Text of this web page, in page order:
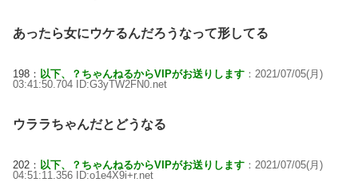
あったら女にウケるんだろうなって形してる
198： 以下、？ちゃんねるからVIPがお送りします ：2021/07/05(月)
03:41:50.704 ID:G3yTW2FN0.net
ウララちゃんだとどうなる
202： 以下、？ちゃんねるからVIPがお送りします ：2021/07/05(月)
04:51:11.356 ID:o1e4X9i+r.net